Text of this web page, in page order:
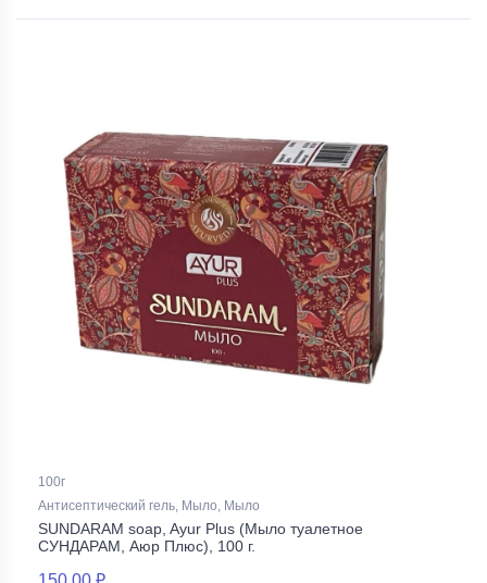
100г
Антисептический гель, Мыло, Мыло
SUNDARAM soap, Ayur Plus (Мыло туалетное
СУНДАРАМ, Аюр Плюс), 100 г.